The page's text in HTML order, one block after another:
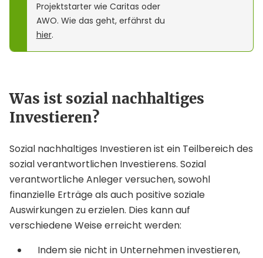
Projektstarter wie Caritas oder
AWO. Wie das geht, erfährst du
hier.
Was ist sozial nachhaltiges
Investieren?
Sozial nachhaltiges Investieren ist ein Teilbereich des
sozial verantwortlichen Investierens. Sozial
verantwortliche Anleger versuchen, sowohl
finanzielle Erträge als auch positive soziale
Auswirkungen zu erzielen. Dies kann auf
verschiedene Weise erreicht werden:
Indem sie nicht in Unternehmen investieren,